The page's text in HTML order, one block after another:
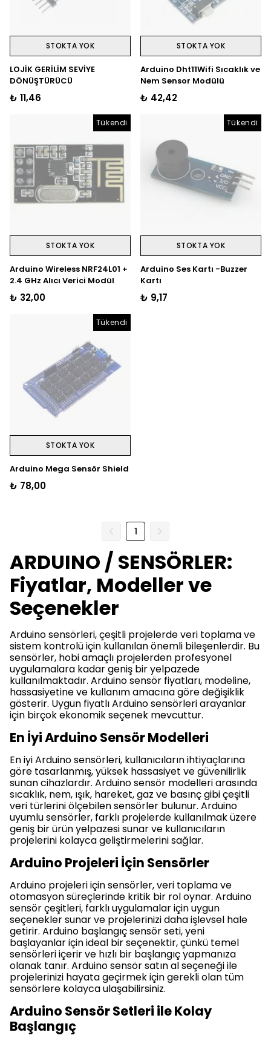
STOKTA YOK
LOJİK GERİLİM SEVİYE
DÖNÜŞTÜRÜCÜ
₺ 11,46
STOKTA YOK
Arduino Dht11Wifi Sıcaklık ve
Nem Sensor Modülü
₺ 42,42
Tükendi
STOKTA YOK
Arduino Wireless NRF24L01 +
2.4 GHz Alıcı Verici Modül
₺ 32,00
Tükendi
STOKTA YOK
Arduino Ses Kartı -Buzzer
Kartı
₺ 9,17
Tükendi
STOKTA YOK
Arduino Mega Sensör Shield
₺ 78,00
1
ARDUINO / SENSÖRLER:
Fiyatlar, Modeller ve
Seçenekler
Arduino sensörleri, çeşitli projelerde veri toplama ve
sistem kontrolü için kullanılan önemli bileşenlerdir. Bu
sensörler, hobi amaçlı projelerden profesyonel
uygulamalara kadar geniş bir yelpazede
kullanılmaktadır. Arduino sensör fiyatları, modeline,
hassasiyetine ve kullanım amacına göre değişiklik
gösterir. Uygun fiyatlı Arduino sensörleri arayanlar
için birçok ekonomik seçenek mevcuttur.
En İyi Arduino Sensör Modelleri
En iyi Arduino sensörleri, kullanıcıların ihtiyaçlarına
göre tasarlanmış, yüksek hassasiyet ve güvenilirlik
sunan cihazlardır. Arduino sensör modelleri arasında
sıcaklık, nem, ışık, hareket, gaz ve basınç gibi çeşitli
veri türlerini ölçebilen sensörler bulunur. Arduino
uyumlu sensörler, farklı projelerde kullanılmak üzere
geniş bir ürün yelpazesi sunar ve kullanıcıların
projelerini kolayca geliştirmelerini sağlar.
Arduino Projeleri İçin Sensörler
Arduino projeleri için sensörler, veri toplama ve
otomasyon süreçlerinde kritik bir rol oynar. Arduino
sensör çeşitleri, farklı uygulamalar için uygun
seçenekler sunar ve projelerinizi daha işlevsel hale
getirir. Arduino başlangıç sensör seti, yeni
başlayanlar için ideal bir seçenektir, çünkü temel
sensörleri içerir ve hızlı bir başlangıç yapmanıza
olanak tanır. Arduino sensör satın al seçeneği ile
projelerinizi hayata geçirmek için gerekli olan tüm
sensörlere kolayca ulaşabilirsiniz.
Arduino Sensör Setleri ile Kolay
Başlangıç